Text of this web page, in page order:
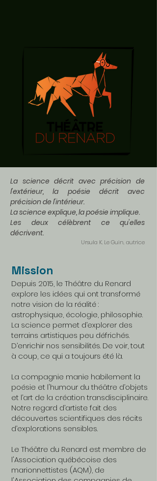
La science décrit avec précision de
l'extérieur, la poésie décrit avec
précision de l'intérieur.
La science explique, la poésie implique.
Les deux célèbrent ce qu'elles
décrivent.
Ursula K. Le Guin, autrice
Mission
Depuis 2015, le Théâtre du Renard
explore les idées qui ont transformé
notre vision de la réalité :
astrophysique, écologie, philosophie.
La science permet d’explorer des
terrains artistiques peu défrichés.
D’enrichir nos sensibilités. De voir, tout
à coup, ce qui a toujours été là.
La compagnie manie habilement la
poésie et l'humour du théâtre d’objets
et l’art de la création transdisciplinaire.
Notre regard d’artiste fait des
découvertes scientifiques des récits
d’explorations sensibles.
Le Théâtre du Renard est membre de
l'Association québécoise des
marionnettistes (AQM), de